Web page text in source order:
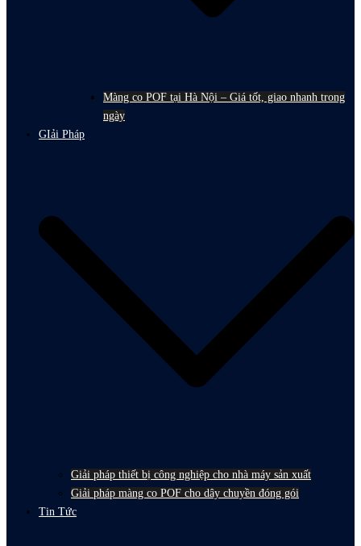
Màng co POF tại Hà Nội – Giá tốt, giao nhanh trong
ngày
GIải Pháp
Giải pháp thiết bị công nghiệp cho nhà máy sản xuất
Giải pháp màng co POF cho dây chuyền đóng gói
Tin Tức